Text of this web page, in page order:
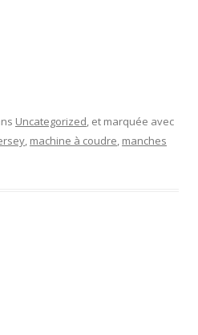
Uncategorized , et marquée avec
machine à coudre manches